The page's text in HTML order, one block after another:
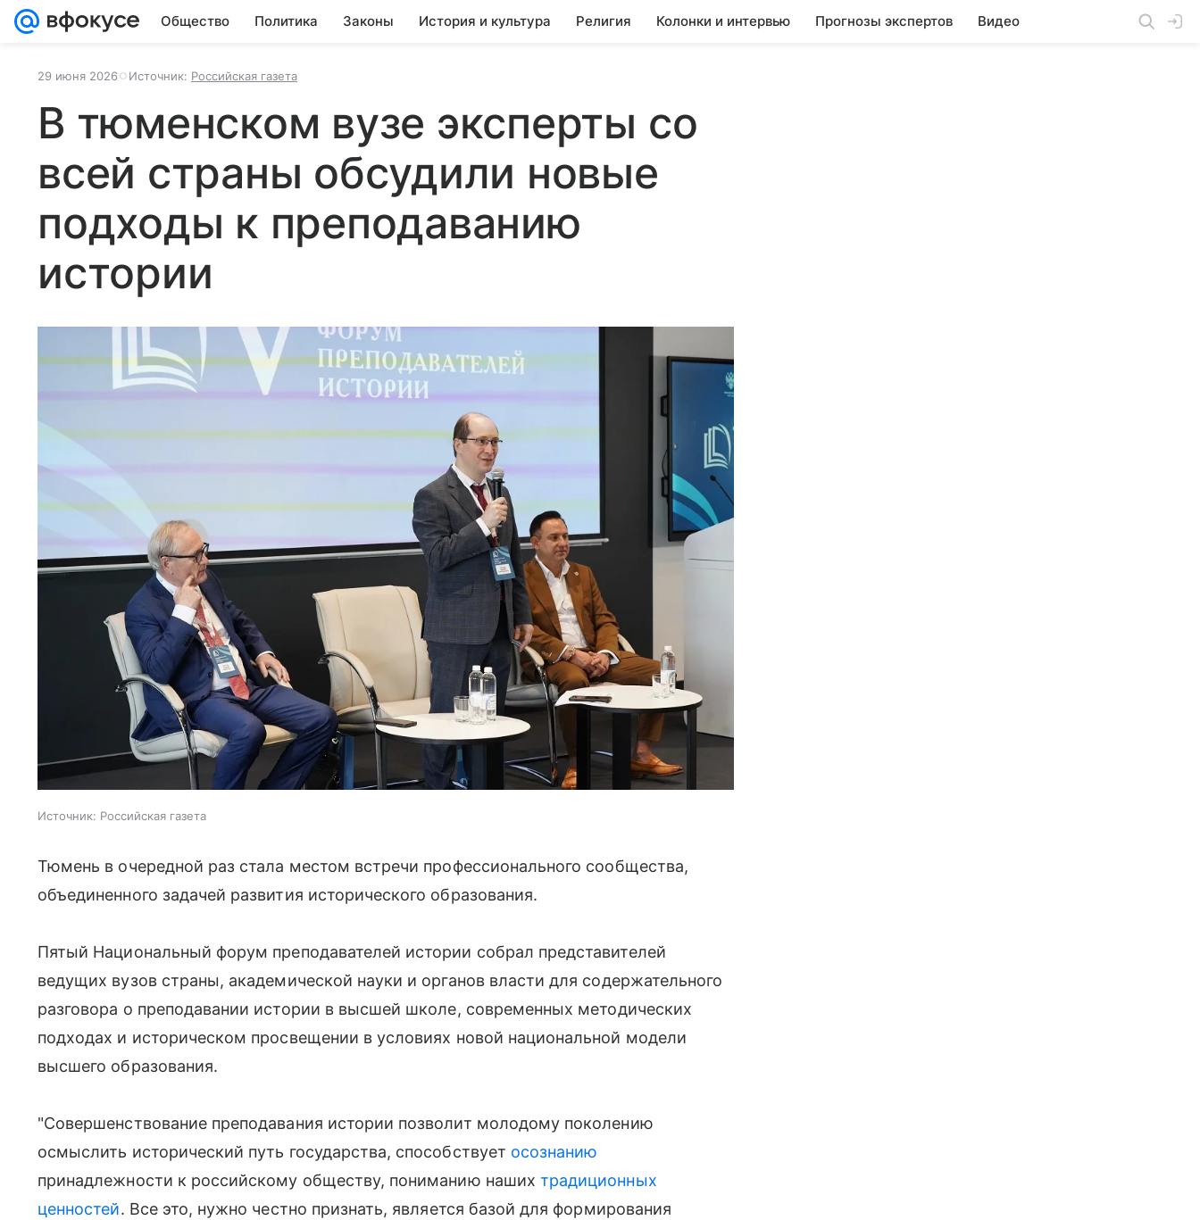
Общество Политика Законы История и культура Религия Колонки и интервью Прогнозы экспертов Видео
29 июня 2026 Источник: Российская газета
В тюменском вузе эксперты со
всей страны обсудили новые
подходы к преподаванию
истории
Источник: Российская газета
Тюмень в очередной раз стала местом встречи профессионального сообщества,
объединенного задачей развития исторического образования.
Пятый Национальный форум преподавателей истории собрал представителей
ведущих вузов страны, академической науки и органов власти для содержательного
разговора о преподавании истории в высшей школе, современных методических
подходах и историческом просвещении в условиях новой национальной модели
высшего образования.
"Совершенствование преподавания истории позволит молодому поколению
осмыслить исторический путь государства, способствует осознанию
принадлежности к российскому обществу, пониманию наших традиционных
ценностей. Все это, нужно честно признать, является базой для формирования